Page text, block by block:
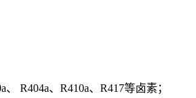
R404a、R410a、R417等卤素；